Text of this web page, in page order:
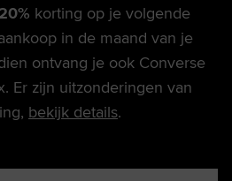
20% korting op je volgende
in de maand van je
ontvang je ook Converse
Er zijn uitzonderingen van
bekijk details.